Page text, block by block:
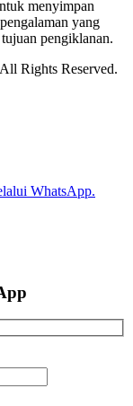
menyimpan
yang
pengiklanan.
All Rights Reserved.
WhatsApp.